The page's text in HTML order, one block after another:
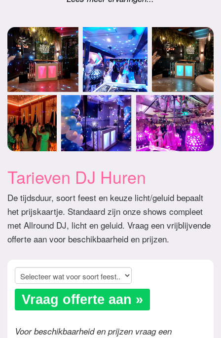
Tarieven DJ Huren
De tijdsduur, soort feest en keuze licht/geluid bepaalt
het prijskaartje. Standaard zijn onze shows compleet
met Allround DJ, licht en geluid. Vraag een vrijblijvende
offerte aan voor beschikbaarheid en prijzen.
Vraag offerte aan »
Voor beschikbaarheid en prijzen vraag een